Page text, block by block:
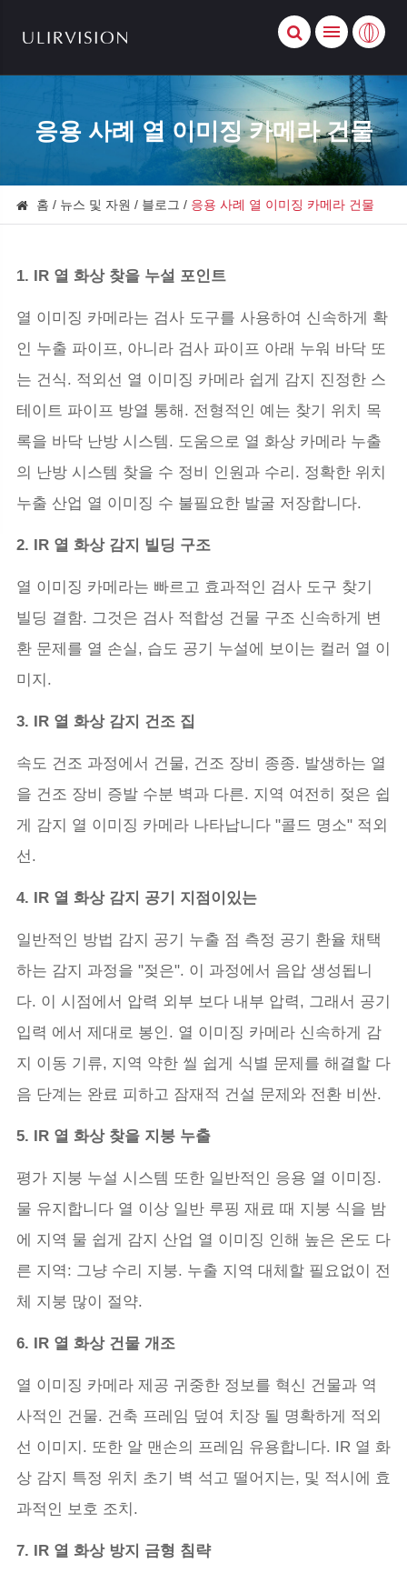
응용 사례 열 이미징 카메라 건물
홈 뉴스 및 자원 블로그 응용 사례 열 이미징 카메라 건물
1. IR 열 화상 찾을 누설 포인트
열 이미징 카메라는 검사 도구를 사용하여 신속하게 확
인 누출 파이프, 아니라 검사 파이프 아래 누워 바닥 또
는 건식. 적외선 열 이미징 카메라 쉽게 감지 진정한 스
테이트 파이프 방열 통해. 전형적인 예는 찾기 위치 목
록을 바닥 난방 시스템. 도움으로 열 화상 카메라 누출
의 난방 시스템 찾을 수 정비 인원과 수리. 정확한 위치
누출 산업 열 이미징 수 불필요한 발굴 저장합니다.
2. IR 열 화상 감지 빌딩 구조
열 이미징 카메라는 빠르고 효과적인 검사 도구 찾기
빌딩 결함. 그것은 검사 적합성 건물 구조 신속하게 변
환 문제를 열 손실, 습도 공기 누설에 보이는 컬러 열 이
미지.
3. IR 열 화상 감지 건조 집
속도 건조 과정에서 건물, 건조 장비 종종. 발생하는 열
을 건조 장비 증발 수분 벽과 다른. 지역 여전히 젖은 쉽
게 감지 열 이미징 카메라 나타납니다 "콜드 명소" 적외
선.
4. IR 열 화상 감지 공기 지점이있는
일반적인 방법 감지 공기 누출 점 측정 공기 환율 채택
하는 감지 과정을 "젖은". 이 과정에서 음압 생성됩니
다. 이 시점에서 압력 외부 보다 내부 압력, 그래서 공기
입력 에서 제대로 봉인. 열 이미징 카메라 신속하게 감
지 이동 기류, 지역 약한 씰 쉽게 식별 문제를 해결할 다
음 단계는 완료 피하고 잠재적 건설 문제와 전환 비싼.
5. IR 열 화상 찾을 지붕 누출
평가 지붕 누설 시스템 또한 일반적인 응용 열 이미징.
물 유지합니다 열 이상 일반 루핑 재료 때 지붕 식을 밤
에 지역 물 쉽게 감지 산업 열 이미징 인해 높은 온도 다
른 지역: 그냥 수리 지붕. 누출 지역 대체할 필요없이 전
체 지붕 많이 절약.
6. IR 열 화상 건물 개조
열 이미징 카메라 제공 귀중한 정보를 혁신 건물과 역
사적인 건물. 건축 프레임 덮여 치장 될 명확하게 적외
선 이미지. 또한 알 맨손의 프레임 유용합니다. IR 열 화
상 감지 특정 위치 초기 벽 석고 떨어지는, 및 적시에 효
과적인 보호 조치.
7. IR 열 화상 방지 금형 침략